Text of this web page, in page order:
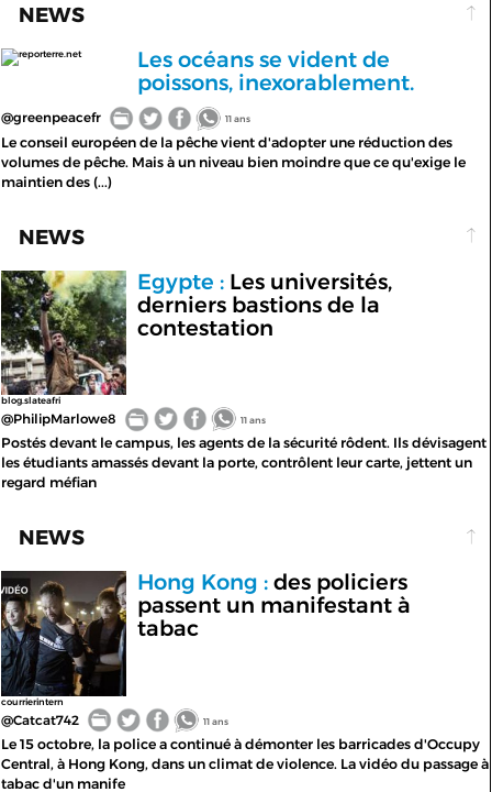
NEWS
reporterre.net
Les océans se vident de
poissons, inexorablement.
@greenpeacefr 11 ans
Le conseil européen de la pêche vient d'adopter une réduction des
volumes de pêche. Mais à un niveau bien moindre que ce qu'exige le
maintien des (...)
NEWS
blog.slateafri
Egypte :Les universités,
derniers bastions de la
contestation
@PhilipMarlowe8 11 ans
Postés devant le campus, les agents de la sécurité rôdent. Ils dévisagent
les étudiants amassés devant la porte, contrôlent leur carte, jettent un
regard méfian
NEWS
courrierintern
Hong Kong :des policiers
passent un manifestant à
tabac
@Catcat742 11 ans
Le 15 octobre, la police a continué à démonter les barricades d'Occupy
Central, à Hong Kong, dans un climat de violence. La vidéo du passage à
tabac d'un manife